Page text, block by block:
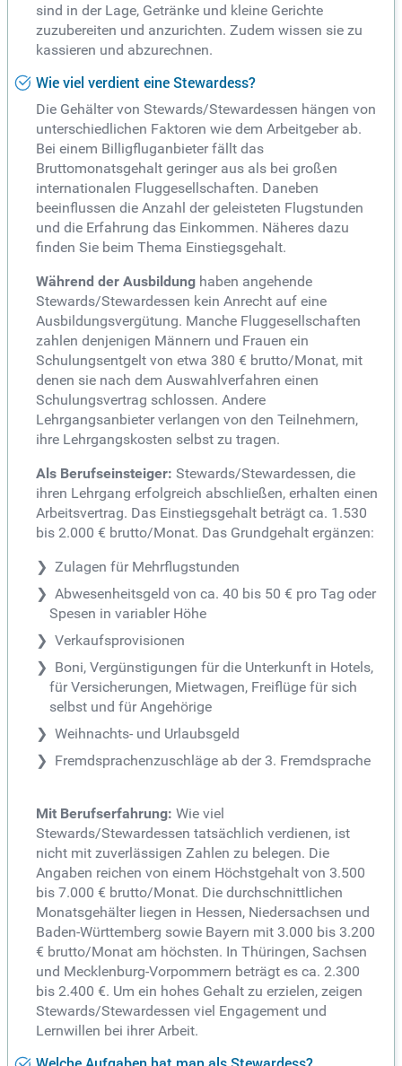
sind in der Lage, Getränke und kleine Gerichte
zuzubereiten und anzurichten. Zudem wissen sie zu
kassieren und abzurechnen.
Wie viel verdient eine Stewardess?
Die Gehälter von Stewards/Stewardessen hängen von
unterschiedlichen Faktoren wie dem Arbeitgeber ab.
Bei einem Billigfluganbieter fällt das
Bruttomonatsgehalt geringer aus als bei großen
internationalen Fluggesellschaften. Daneben
beeinflussen die Anzahl der geleisteten Flugstunden
und die Erfahrung das Einkommen. Näheres dazu
finden Sie beim Thema Einstiegsgehalt.
Während der Ausbildung haben angehende
Stewards/Stewardessen kein Anrecht auf eine
Ausbildungsvergütung. Manche Fluggesellschaften
zahlen denjenigen Männern und Frauen ein
Schulungsentgelt von etwa 380 € brutto/Monat, mit
denen sie nach dem Auswahlverfahren einen
Schulungsvertrag schlossen. Andere
Lehrgangsanbieter verlangen von den Teilnehmern,
ihre Lehrgangskosten selbst zu tragen.
Als Berufseinsteiger: Stewards/Stewardessen, die
ihren Lehrgang erfolgreich abschließen, erhalten einen
Arbeitsvertrag. Das Einstiegsgehalt beträgt ca. 1.530
bis 2.000 € brutto/Monat. Das Grundgehalt ergänzen:
Zulagen für Mehrflugstunden
Abwesenheitsgeld von ca. 40 bis 50 € pro Tag oder
Spesen in variabler Höhe
Verkaufsprovisionen
Boni, Vergünstigungen für die Unterkunft in Hotels,
für Versicherungen, Mietwagen, Freiflüge für sich
selbst und für Angehörige
Weihnachts- und Urlaubsgeld
Fremdsprachenzuschläge ab der 3. Fremdsprache
Mit Berufserfahrung: Wie viel
Stewards/Stewardessen tatsächlich verdienen, ist
nicht mit zuverlässigen Zahlen zu belegen. Die
Angaben reichen von einem Höchstgehalt von 3.500
bis 7.000 € brutto/Monat. Die durchschnittlichen
Monatsgehälter liegen in Hessen, Niedersachsen und
Baden-Württemberg sowie Bayern mit 3.000 bis 3.200
€ brutto/Monat am höchsten. In Thüringen, Sachsen
und Mecklenburg-Vorpommern beträgt es ca. 2.300
bis 2.400 €. Um ein hohes Gehalt zu erzielen, zeigen
Stewards/Stewardessen viel Engagement und
Lernwillen bei ihrer Arbeit.